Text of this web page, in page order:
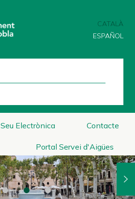
CATALÀ
ESPAÑOL
Seu Electrònica Contacte
Portal Servei d'Aigües